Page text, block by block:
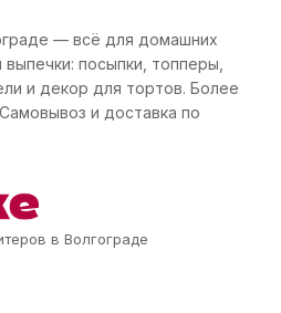
— всё для домашних
посыпки, топперы,
и декор для тортов. Более
и доставка по
в Волгограде